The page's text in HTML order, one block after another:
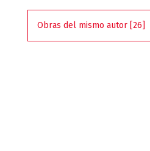
Obras del mismo autor [26]